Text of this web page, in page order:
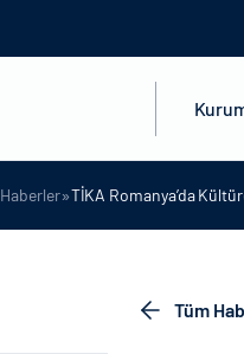
Haberler»TİKA Romanya’da
Tüm